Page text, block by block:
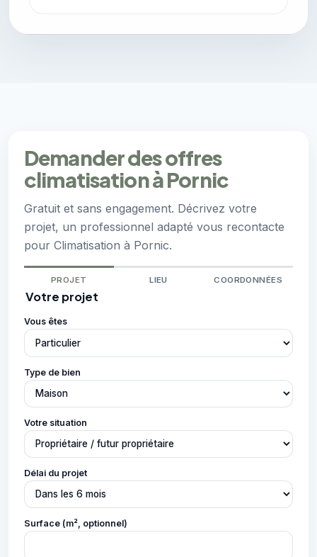
Demander des offres
climatisation à Pornic
Gratuit et sans engagement. Décrivez votre
projet, un professionnel adapté vous recontacte
pour Climatisation à Pornic.
PROJET LIEU COORDONNÉES
Votre projet
Vous êtes
Type de bien
Votre situation
Délai du projet
Surface (m², optionnel)